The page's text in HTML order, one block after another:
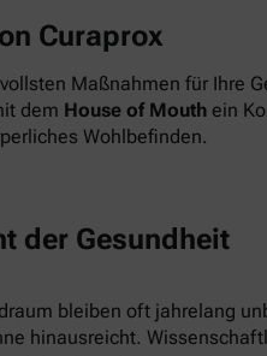
Curaprox
Maßnahmen für Ihre
dem House of Mouth ein
Wohlbefinden.
der Gesundheit
bleiben oft jahrelang
hinausreicht.